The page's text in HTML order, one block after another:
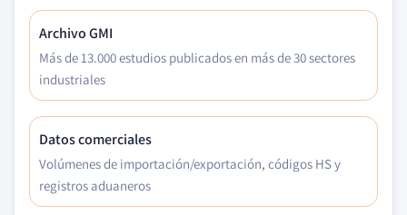
Archivo GMI
Más de 13.000 estudios publicados en más de 30 sectores
industriales
Datos comerciales
Volúmenes de importación/exportación, códigos HS y
registros aduaneros